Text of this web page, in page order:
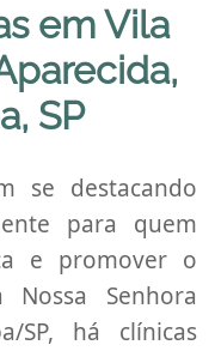
em Vila
SP
se destacando
para quem
e promover o
Senhora
SP, há clínicas